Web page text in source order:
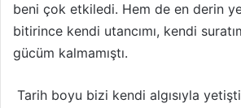
beni çok etkiledi. Hem de en derin
bitirince kendi utancımı, kendi
gücüm kalmamıştı.
Tarih boyu bizi kendi algısıyla